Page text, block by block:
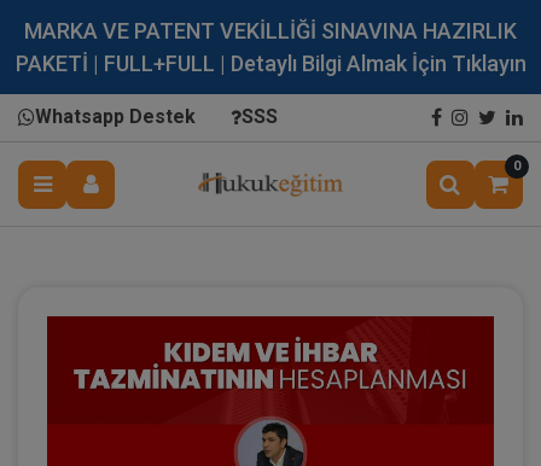
MARKA VE PATENT VEKİLLİĞİ SINAVINA HAZIRLIK
PAKETİ | FULL+FULL | Detaylı Bilgi Almak İçin Tıklayın
Whatsapp Destek SSS
0